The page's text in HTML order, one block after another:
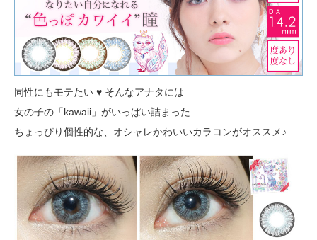
同性にもモテたい ♥ そんなアナタには
女の子の「kawaii」がいっぱい詰まった
ちょっぴり個性的な、オシャレかわいいカラコンがオススメ♪